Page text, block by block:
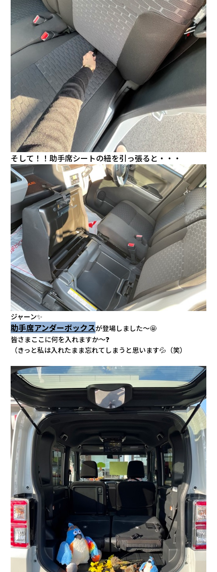
そして！！助手席シートの紐を引っ張ると・・・
ジャーン✨
助手席アンダーボックスが登場しました～🤩
皆さまここに何を入れますか～❓
（きっと私は入れたまま忘れてしまうと思います💦（笑）